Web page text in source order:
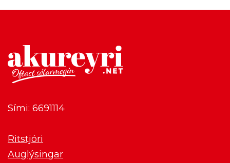
Sími: 6691114
Ritstjóri
Auglýsingar